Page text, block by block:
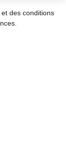
des conditions